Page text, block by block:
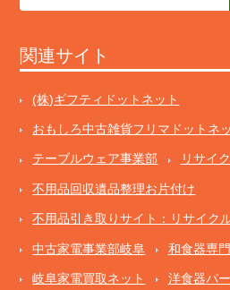
関連サイト
(株)ギフティドットネット
おもしろ中古雑貨フリマドットネ
テーブルウェア事業部 リサイ
不用品回収遺品整理お片付け
不用品引き取りサイト：リサイク
中古家電事業部岐阜 和食器専
岐阜家電買取ネット 洋食器パ